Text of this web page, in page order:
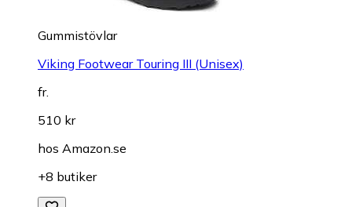
Gummistövlar
Viking Footwear Touring III (Unisex)
fr.
510 kr
hos Amazon.se
+8 butiker